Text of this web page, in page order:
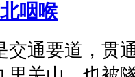
咽喉
交通要道，贯